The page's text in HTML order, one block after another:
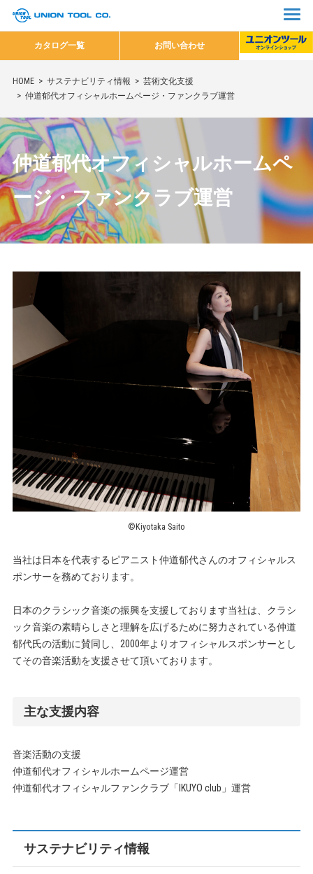
カタログ一覧 お問い合わせ
HOME サステナビリティ情報
芸術文化支援
仲道郁代オフィシャルホームページ・ファンクラブ運営
仲道郁代オフィシャルホームペ
ージ・ファンクラブ運営
©Kiyotaka Saito
当社は日本を代表するピアニスト仲道郁代さんのオフィシャルス
ポンサーを務めております。
日本のクラシック音楽の振興を支援しております当社は、クラシ
ック音楽の素晴らしさと理解を広げるために努力されている仲道
郁代氏の活動に賛同し、2000年よりオフィシャルスポンサーとし
てその音楽活動を支援させて頂いております。
主な支援内容
音楽活動の支援
仲道郁代オフィシャルホームページ運営
仲道郁代オフィシャルファンクラブ「IKUYO club」運営
サステナビリティ情報